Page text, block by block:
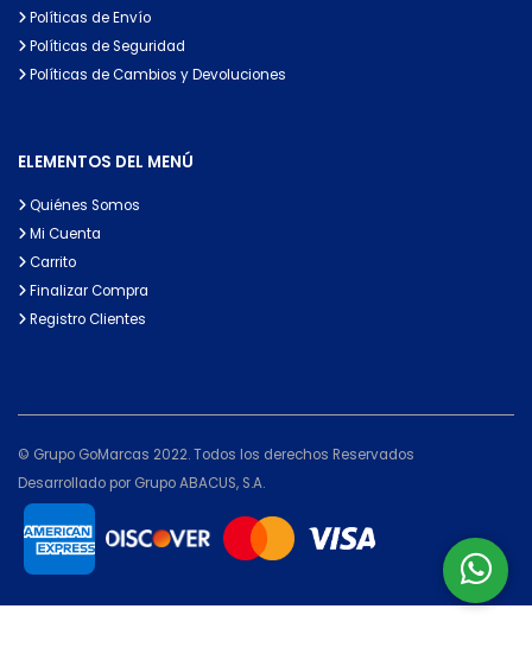
Políticas de Envío
Políticas de Seguridad
Políticas de Cambios y Devoluciones
ELEMENTOS DEL MENÚ
Quiénes Somos
Mi Cuenta
Carrito
Finalizar Compra
Registro Clientes
© Grupo GoMarcas 2022. Todos los derechos Reservados
Desarrollado por Grupo ABACUS, S.A.